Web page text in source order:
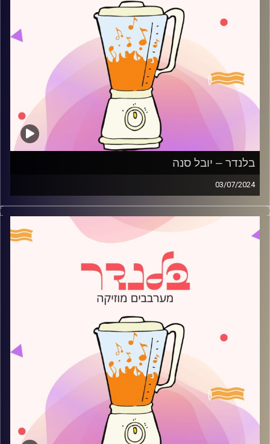
בלנדר – יובל סנה
03/07/2024
מוזיקה קצבית חדשה עם יובל סנה
קרדיט תמונות:
AudioVersity